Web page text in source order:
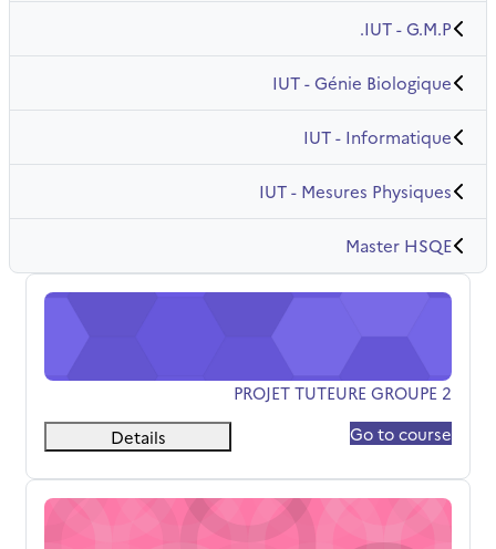
IUT - G.M.P.
IUT - Génie Biologique
IUT - Informatique
IUT - Mesures Physiques
Master HSQE
PROJET TUTEURE GROUPE 2
שם הקורס
PROJET TUTEURE GROUPE 2
Go to course
Details
PROJET TUTEURE GRP 1